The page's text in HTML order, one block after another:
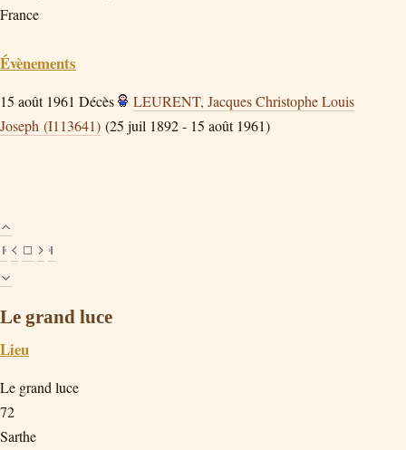
France
Évènements
15 août 1961 Décès
LEURENT, Jacques Christophe Louis
Joseph (I113641) (25 juil 1892 - 15 août 1961)
Le grand luce
Lieu
Le grand luce
72
Sarthe